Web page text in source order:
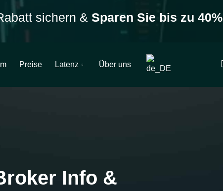
sichern & Sparen Sie bis zu 40%
Preise Latenz Über uns
Info &